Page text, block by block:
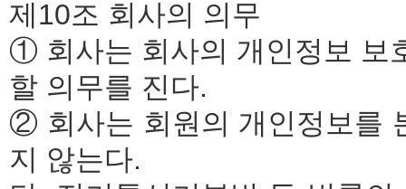
제10조 회사의 의무
① 회사는 회사의 개인정보 보
할 의무를 진다.
② 회사는 회원의 개인정보를
지 않는다.